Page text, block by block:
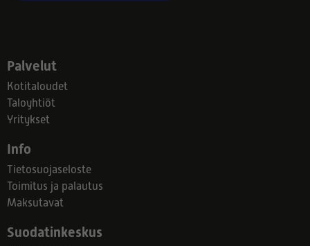
Palvelut
Kotitaloudet
Taloyhtiöt
Yritykset
Info
Tietosuojaseloste
Toimitus ja palautus
Maksutavat
Suodatinkeskus